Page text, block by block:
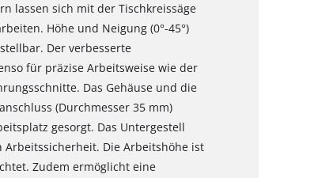
lassen sich mit der Tischkreissäge
Höhe und Neigung (0°-45°)
Der verbesserte
für präzise Arbeitsweise wie der
Das Gehäuse und die
(Durchmesser 35 mm)
gesorgt. Das Untergestell
Die Arbeitshöhe ist
Zudem ermöglicht eine